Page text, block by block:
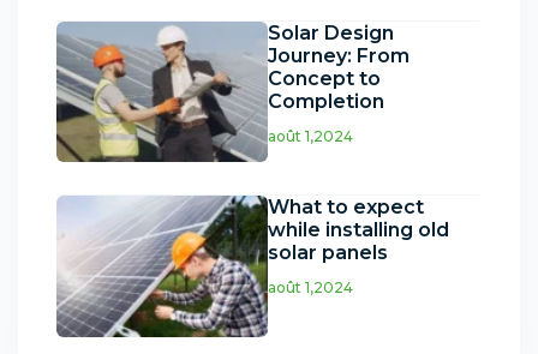
Solar Design
Journey: From
Concept to
Completion
août 1,2024
What to expect
while installing old
solar panels
août 1,2024